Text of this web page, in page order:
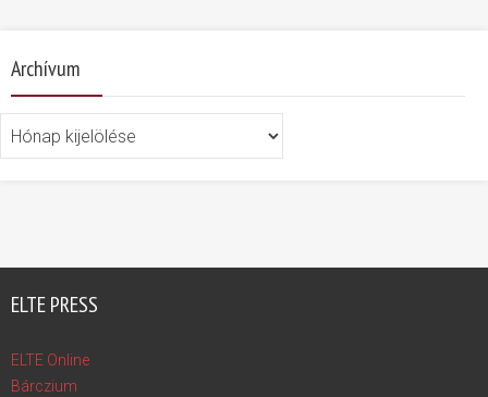
Archívum
Archívum
ELTE PRESS
ELTE Online
Bárczium